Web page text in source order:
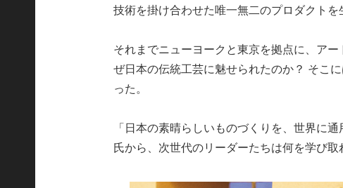
技術を掛け合わせた唯一無二のプロダクトを
それまでニューヨークと東京を拠点に、ア
ぜ日本の伝統工芸に魅せられたのか？ そこ
った。
「日本の素晴らしいものづくりを、世界に
氏から、次世代のリーダーたちは何を学び取